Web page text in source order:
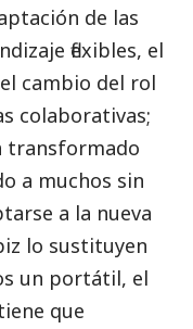
de las
flexibles, el
cambio del rol
colaborativas;
transformado
a muchos sin
a la nueva
lo sustituyen
un portátil, el
que